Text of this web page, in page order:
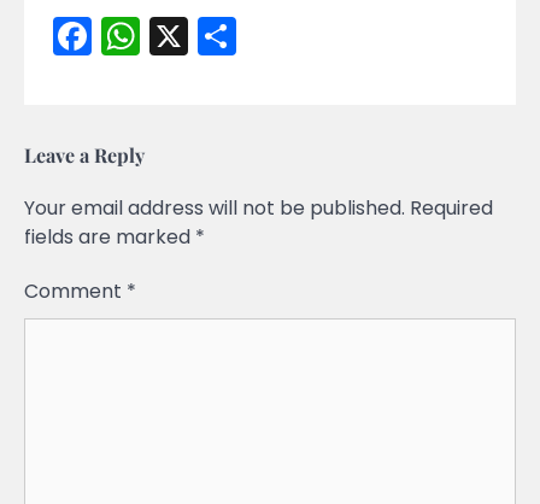
Facebook
WhatsApp
X
Leave a Reply
Your email address will not be published. Required
fields are marked *
Comment *